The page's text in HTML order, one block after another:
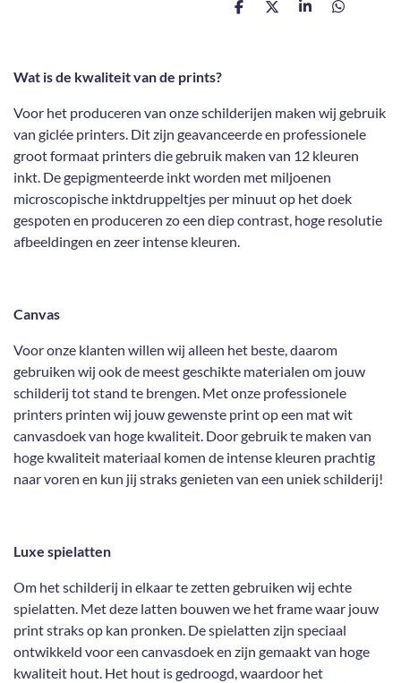
D
D
S
D
Wat is de kwaliteit van de prints?
Voor het produceren van onze schilderijen maken wij gebruik
van giclée printers. Dit zijn geavanceerde en professionele
groot formaat printers die gebruik maken van 12 kleuren
inkt. De gepigmenteerde inkt worden met miljoenen
microscopische inktdruppeltjes per minuut op het doek
gespoten en produceren zo een diep contrast, hoge resolutie
afbeeldingen en zeer intense kleuren.
Canvas
Voor onze klanten willen wij alleen het beste, daarom
gebruiken wij ook de meest geschikte materialen om jouw
schilderij tot stand te brengen. Met onze professionele
printers printen wij jouw gewenste print op een mat wit
canvasdoek van hoge kwaliteit. Door gebruik te maken van
hoge kwaliteit materiaal komen de intense kleuren prachtig
naar voren en kun jij straks genieten van een uniek schilderij!
Luxe spielatten
Om het schilderij in elkaar te zetten gebruiken wij echte
spielatten. Met deze latten bouwen we het frame waar jouw
print straks op kan pronken. De spielatten zijn speciaal
ontwikkeld voor een canvasdoek en zijn gemaakt van hoge
kwaliteit hout. Het hout is gedroogd, waardoor het